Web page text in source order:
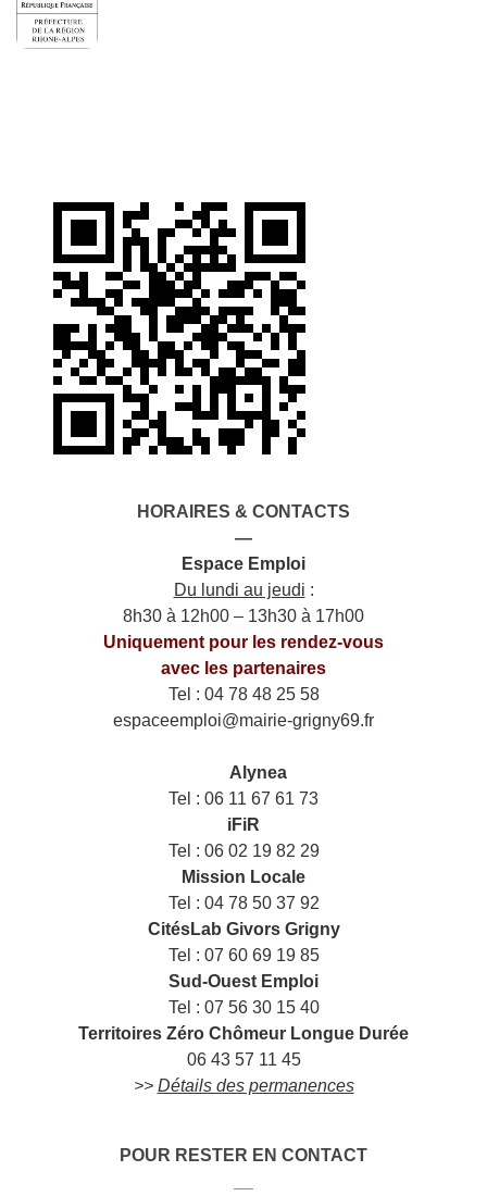
HORAIRES & CONTACTS
—
Espace Emploi
Du lundi au jeudi :
8h30 à 12h00 – 13h30 à 17h00
Uniquement pour les rendez-vous
avec les partenaires
Tel : 04 78 48 25 58
espaceemploi@mairie-grigny69.fr
Alynea
Tel : 06 11 67 61 73
iFiR
Tel : 06 02 19 82 29
Mission Locale
Tel : 04 78 50 37 92
CitésLab Givors Grigny
Tel : 07 60 69 19 85
Sud-Ouest Emploi
Tel : 07 56 30 15 40
Territoires Zéro Chômeur Longue Durée
06 43 57 11 45
>> Détails des permanences
POUR RESTER EN CONTACT